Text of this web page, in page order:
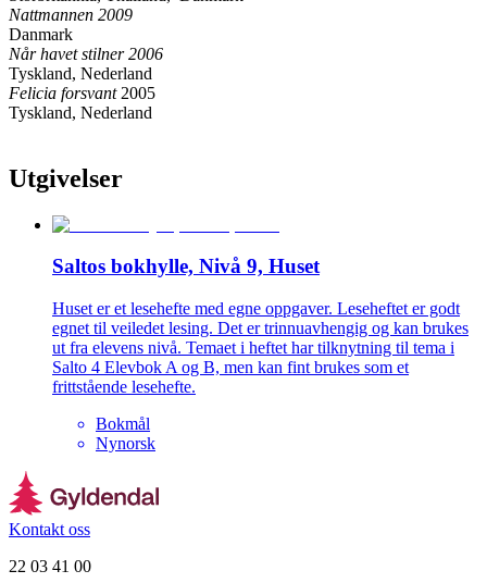
Nattmannen 2009
Danmark
Når havet stilner2006
Tyskland, Nederland
Felicia forsvant 2005
Tyskland, Nederland
Utgivelser
Saltos bokhylle, Nivå 9, Huset
Huset er et lesehefte med egne oppgaver. Leseheftet er godt
egnet til veiledet lesing. Det er trinnuavhengig og kan brukes
ut fra elevens nivå. Temaet i heftet har tilknytning til tema i
Salto 4 Elevbok A og B, men kan fint brukes som et
frittstående lesehefte.
Bokmål
Nynorsk
Kontakt oss
22 03 41 00